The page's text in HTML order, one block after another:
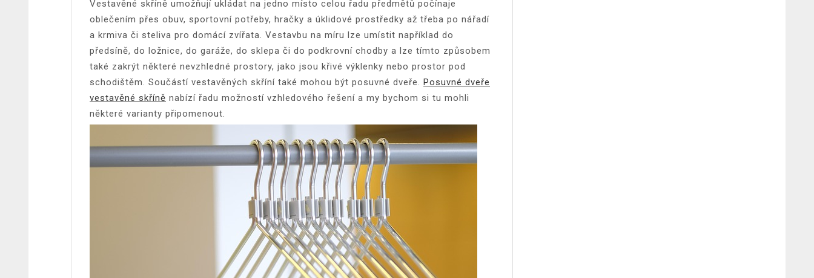
Vestavěné skříně umožňují ukládat na jedno místo celou řadu předmětů počínaje
oblečením přes obuv, sportovní potřeby, hračky a úklidové prostředky až třeba po nářadí
a krmiva či steliva pro domácí zvířata. Vestavbu na míru lze umístit například do
předsíně, do ložnice, do garáže, do sklepa či do podkrovní chodby a lze tímto způsobem
také zakrýt některé nevzhledné prostory, jako jsou křivé výklenky nebo prostor pod
schodištěm. Součástí vestavěných skříní také mohou být posuvné dveře. Posuvné dveře
vestavěné skříně nabízí řadu možností vzhledového řešení a my bychom si tu mohli
některé varianty připomenout.